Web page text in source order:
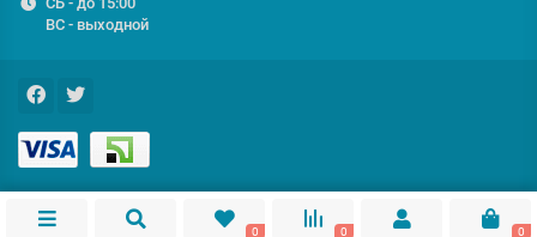
ВС - выходной
0 0 0